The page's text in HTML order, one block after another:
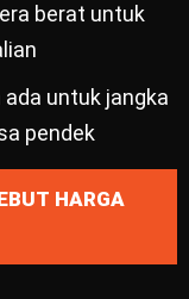
berat untuk
untuk jangka
pendek
HARGA